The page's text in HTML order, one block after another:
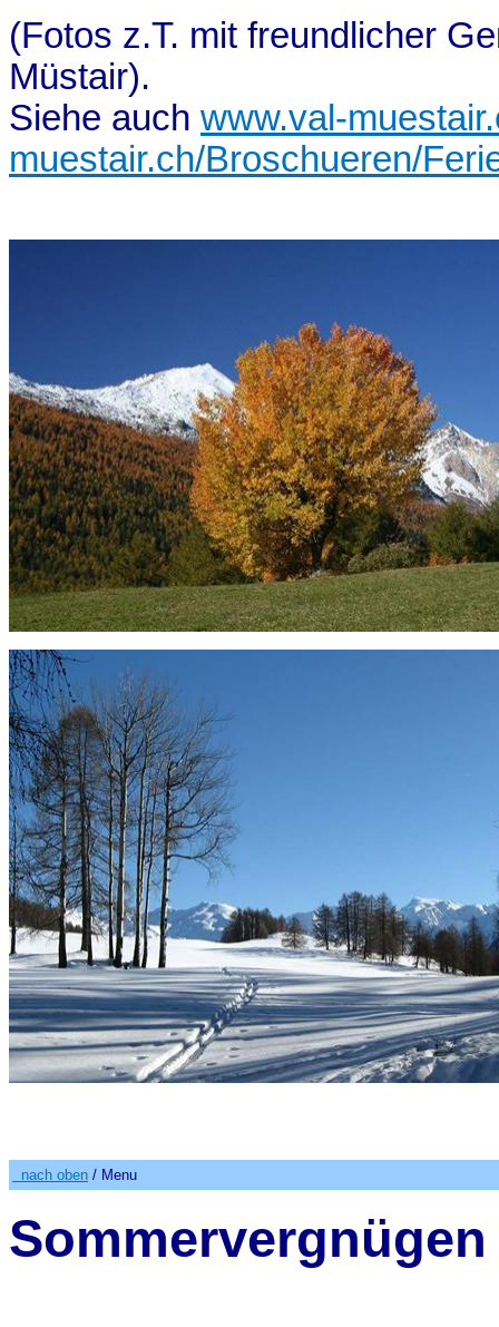
(Fotos z.T. mit freundlicher
Müstair).
Siehe auch www.val-
muestair.ch/Broschueren/
nach oben / Menu
Sommervergnügen